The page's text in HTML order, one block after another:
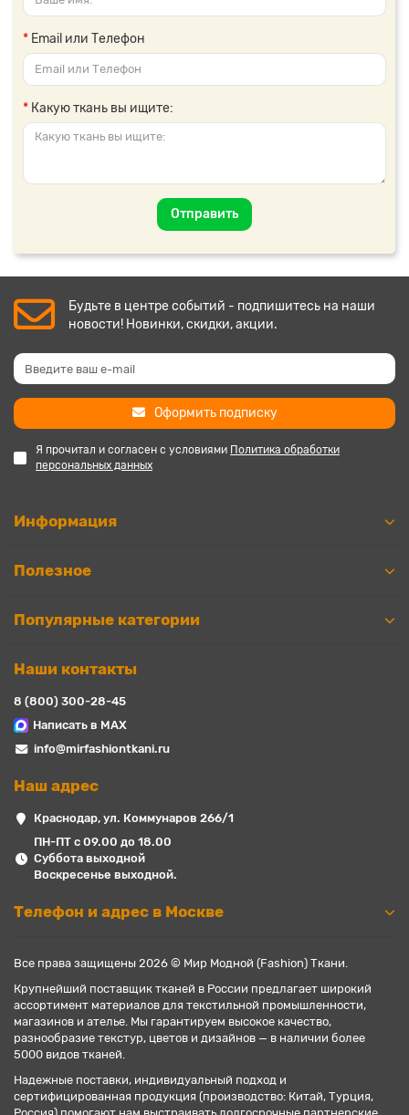
Email или Телефон
Какую ткань вы ищите:
Отправить
Будьте в центре событий - подпишитесь на наши
новости! Новинки, скидки, акции.
Оформить подписку
Я прочитал и согласен с условиями Политика обработки
персональных данных
Информация
Полезное
Популярные категории
Наши контакты
8 (800) 300-28-45
Написать в MAX
info@mirfashiontkani.ru
Наш адрес
Краснодар, ул. Коммунаров 266/1
ПН-ПТ с 09.00 до 18.00
Суббота выходной
Воскресенье выходной.
Телефон и адрес в Москве
Все права защищены 2026 © Мир Модной (Fashion) Ткани.
Крупнейший поставщик тканей в России предлагает широкий
ассортимент материалов для текстильной промышленности,
магазинов и ателье. Мы гарантируем высокое качество,
разнообразие текстур, цветов и дизайнов — в наличии более
5000 видов тканей.
Надежные поставки, индивидуальный подход и
сертифицированная продукция (производство: Китай, Турция,